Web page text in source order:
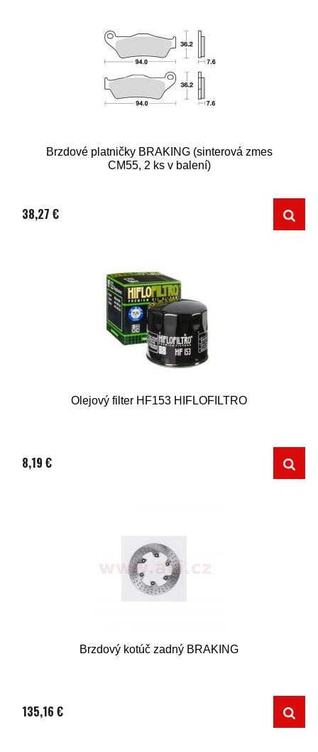
Brzdové platničky BRAKING (sinterová zmes
CM55, 2 ks v balení)
38,27 €
Olejový filter HF153 HIFLOFILTRO
8,19 €
Brzdový kotúč zadný BRAKING
135,16 €